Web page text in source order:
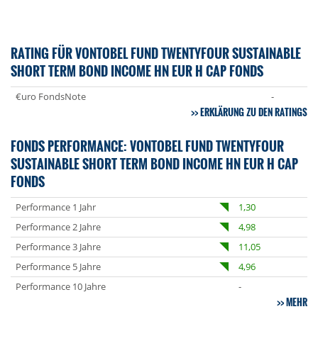
RATING FÜR VONTOBEL FUND TWENTYFOUR SUSTAINABLE
SHORT TERM BOND INCOME HN EUR H CAP FONDS
€uro FondsNote -
ERKLÄRUNG ZU DEN RATINGS
FONDS PERFORMANCE: VONTOBEL FUND TWENTYFOUR
SUSTAINABLE SHORT TERM BOND INCOME HN EUR H CAP
FONDS
Performance 1 Jahr
1,30
Performance 2 Jahre
4,98
Performance 3 Jahre
11,05
Performance 5 Jahre
4,96
Performance 10 Jahre
-
MEHR